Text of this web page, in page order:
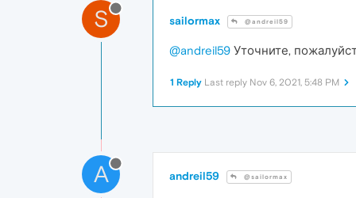
S sailormax @andreil59
@andreil59 Уточните,
1 Reply Last reply Nov 6, 2021, 5:48 PM
A andreil59 @sailormax